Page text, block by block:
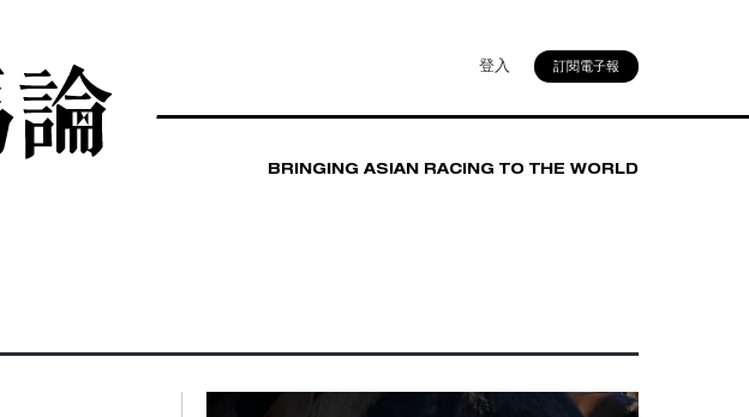
登入 訂閱電子報
BRINGING ASIAN RACING TO THE WORLD